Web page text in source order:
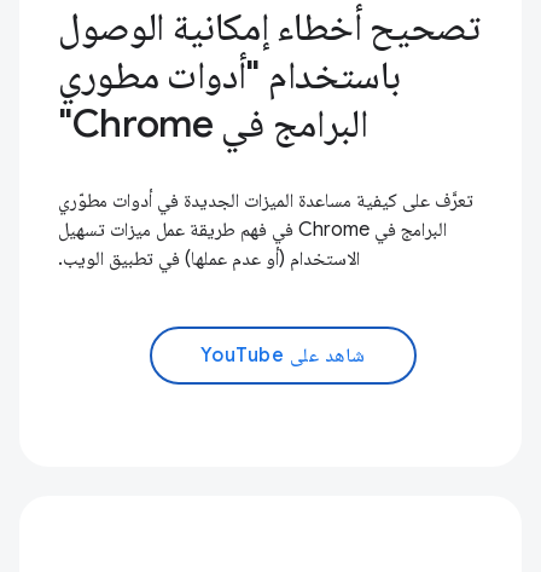
تصحيح أخطاء إمكانية الوصول
باستخدام "أدوات مطوري
البرامج في Chrome"
تعرَّف على كيفية مساعدة الميزات الجديدة في أدوات مطوّري
البرامج في Chrome في فهم طريقة عمل ميزات تسهيل
الاستخدام (أو عدم عملها) في تطبيق الويب.
شاهد على YouTube